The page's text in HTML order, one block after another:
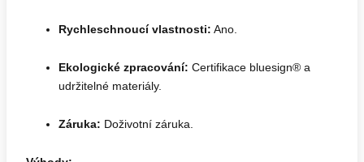
Rychleschnoucí vlastnosti: Ano.
Ekologické zpracování: Certifikace bluesign® a
udržitelné materiály.
Záruka: Doživotní záruka.